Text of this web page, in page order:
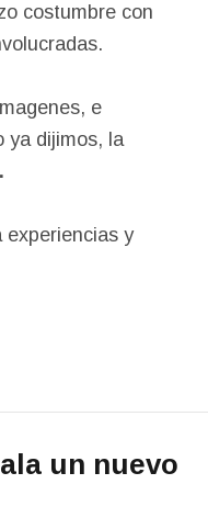
costumbre con
e
ya dijimos, la
experiencias y
un nuevo